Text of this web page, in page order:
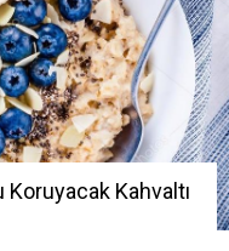
Kahvaltı